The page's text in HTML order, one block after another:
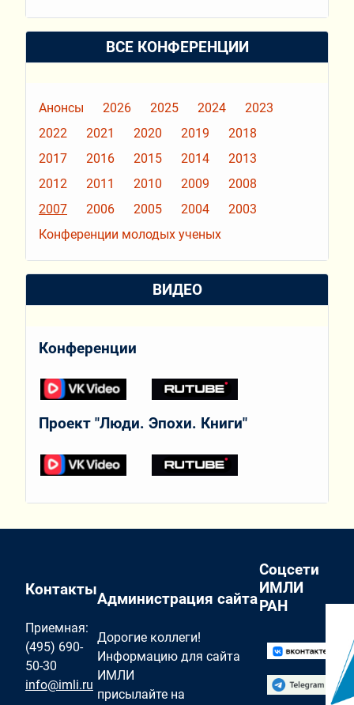
ВСЕ КОНФЕРЕНЦИИ
Анонсы 2026 2025 2024
2023
2022
2021 2020 2019
2018
2017
2016 2015 2014
2013
2012
2011 2010 2009
2008
2007
2006 2005 2004
2003
Конференции молодых ученых
ВИДЕО
Конференции
Проект "Люди. Эпохи. Книги"
Контакты
Приемная:
(495) 690-
50-30
info@imli.ru
Администрация сайта
Дорогие коллеги!
Информацию для сайта
ИМЛИ
присылайте на
Соцсети
ИМЛИ
РАН